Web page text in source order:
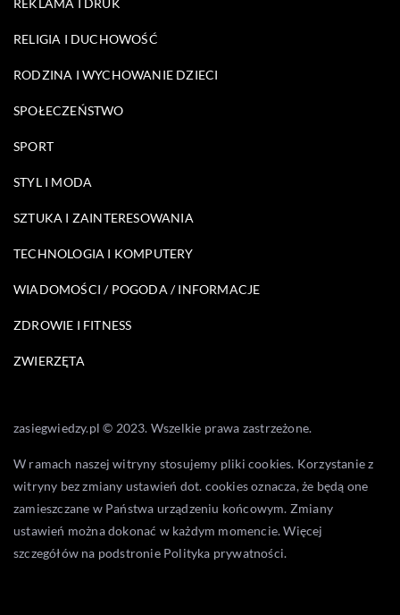
RELIGIA I DUCHOWOŚĆ
RODZINA I WYCHOWANIE DZIECI
SPOŁECZEŃSTWO
SPORT
STYL I MODA
SZTUKA I ZAINTERESOWANIA
TECHNOLOGIA I KOMPUTERY
WIADOMOŚCI / POGODA / INFORMACJE
ZDROWIE I FITNESS
ZWIERZĘTA
zasiegwiedzy.pl © 2023. Wszelkie prawa zastrzeżone.
W ramach naszej witryny stosujemy pliki cookies. Korzystanie z
witryny bez zmiany ustawień dot. cookies oznacza, że będą one
zamieszczane w Państwa urządzeniu końcowym. Zmiany
ustawień można dokonać w każdym momencie. Więcej
szczegółów na podstronie Polityka prywatności.